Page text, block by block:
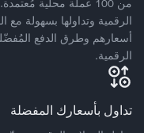
من 100 عملة محلية
الرقمية وتداولها بسهولة
أسعارهم وطرق الدفع
الرقمية.
تداول بأسعارك المفضلة